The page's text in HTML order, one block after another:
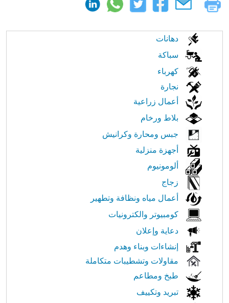
الابحار
النت
دهانات
سباكة
كهرباء
نجارة
أعمال زراعية
بلاط ورخام
جبس ومحارة وكرانيش
أجهزة منزلية
ألومونيوم
زجاج
أعمال مياه ونظافة وتطهير
كومبيوتر والكترونيات
دعاية وإعلان
إنشاءات وبناء وهدم
مقاولات وتشطيبات متكاملة
طبخ ومطاعم
تبريد وتكييف